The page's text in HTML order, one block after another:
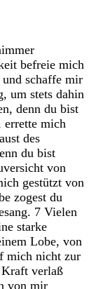
befreie mich
und schaffe mir
, um stets dahin
, denn du bist
errette mich
des
du bist
von
gestützt von
zogest du
. 7 Vielen
starke
Lobe, von
mich nicht zur
Kraft verlaß
von mir